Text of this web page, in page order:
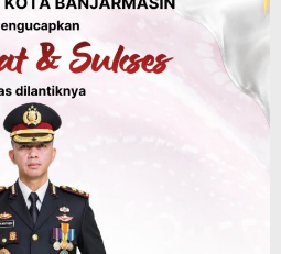
Kwarcab
ke Makam Pangeran
Ulang Janji